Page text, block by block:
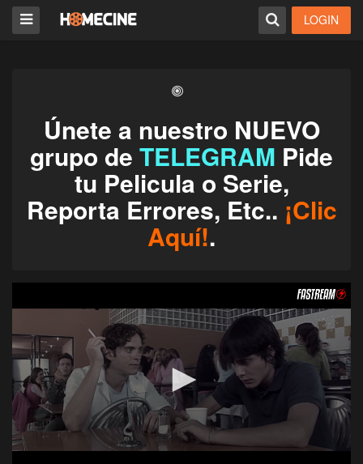
LOGIN
Únete a nuestro NUEVO
grupo de TELEGRAM Pide
tu Pelicula o Serie,
Reporta Errores, Etc.. ¡Clic
Aquí!.